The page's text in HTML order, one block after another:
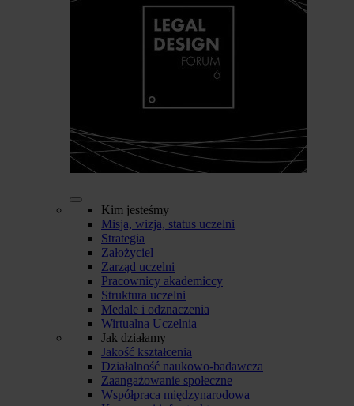
Kim jesteśmy
Misja, wizja, status uczelni
Strategia
Założyciel
Zarząd uczelni
Pracownicy akademiccy
Struktura uczelni
Medale i odznaczenia
Wirtualna Uczelnia
Jak działamy
Jakość kształcenia
Działalność naukowo-badawcza
Zaangażowanie społeczne
Współpraca międzynarodowa